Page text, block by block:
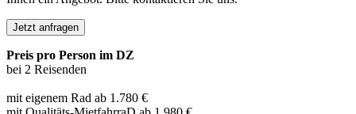
Jetzt anfragen
Preis pro Person im DZ
bei 2 Reisenden
mit eigenem Rad ab 1.780 €